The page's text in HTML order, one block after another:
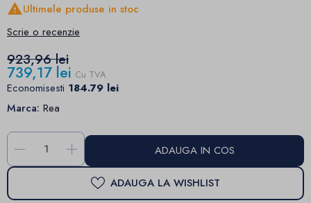
Ultimele produse in stoc
Scrie o recenzie
923,96 lei
739,17 lei Cu TVA
Economisesti 184.79 lei
Marca: Rea
- + ADAUGA IN COS
ADAUGA LA WISHLIST